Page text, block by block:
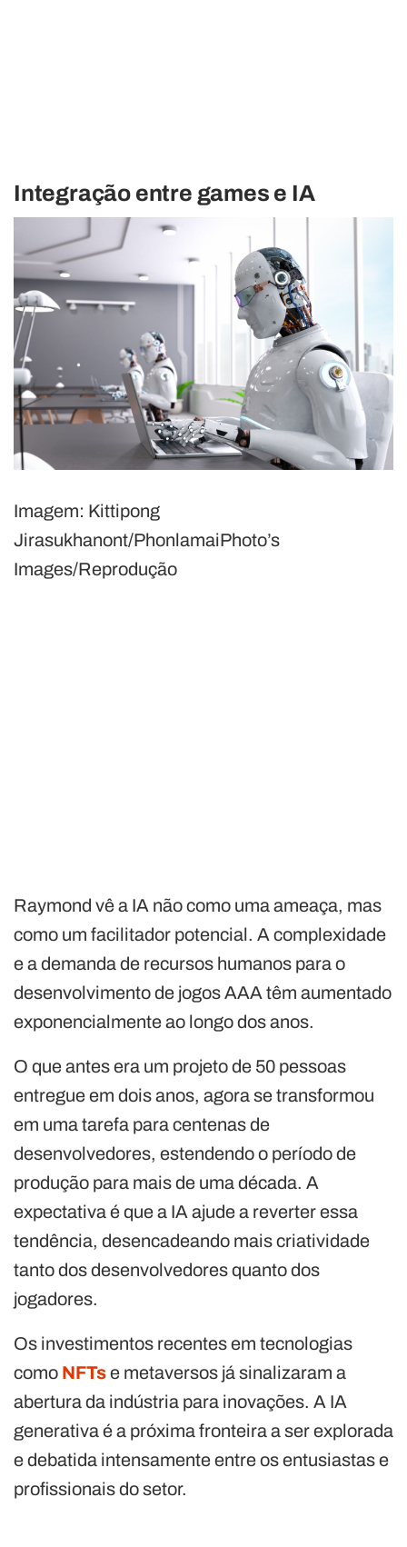
Integração entre games e IA
Imagem: Kittipong
Jirasukhanont/PhonlamaiPhoto’s
Images/Reprodução
Raymond vê a IA não como uma ameaça, mas
como um facilitador potencial. A complexidade
e a demanda de recursos humanos para o
desenvolvimento de jogos AAA têm aumentado
exponencialmente ao longo dos anos.
O que antes era um projeto de 50 pessoas
entregue em dois anos, agora se transformou
em uma tarefa para centenas de
desenvolvedores, estendendo o período de
produção para mais de uma década. A
expectativa é que a IA ajude a reverter essa
tendência, desencadeando mais criatividade
tanto dos desenvolvedores quanto dos
jogadores.
Os investimentos recentes em tecnologias
como NFTse metaversos já sinalizaram a
abertura da indústria para inovações. A IA
generativa é a próxima fronteira a ser explorada
e debatida intensamente entre os entusiastas e
profissionais do setor.